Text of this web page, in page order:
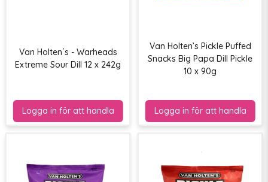
Van Holten´s - Warheads
Extreme Sour Dill 12 x 242g
Van Holten’s Pickle Puffed
Snacks Big Papa Dill Pickle
10 x 90g